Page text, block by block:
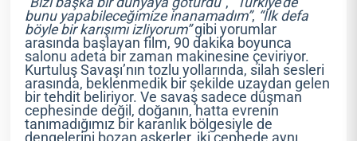
bunu yapabileceğimize inanamadım”, “İlk defa
böyle bir karışımı izliyorum”gibi yorumlar
arasında başlayan film, 90 dakika boyunca
salonu adeta bir zaman makinesine çeviriyor.
Kurtuluş Savaşı’nın tozlu yollarında, silah sesleri
arasında, beklenmedik bir şekilde uzaydan gelen
bir tehdit beliriyor. Ve savaş sadece düşman
cephesinde değil, doğanın, hatta evrenin
tanımadığımız bir karanlık bölgesiyle de
dengelerini bozan askerler, iki cephede aynı